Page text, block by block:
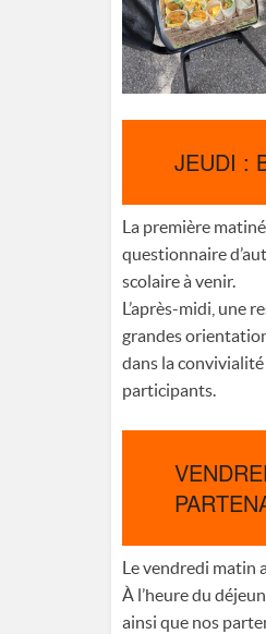
JEUDI :
La première
questionnaire
scolaire à venir.
L’après-midi, une
grandes
dans la convivialité
participants.
Le vendredi matin
À l’heure du
ainsi que nos